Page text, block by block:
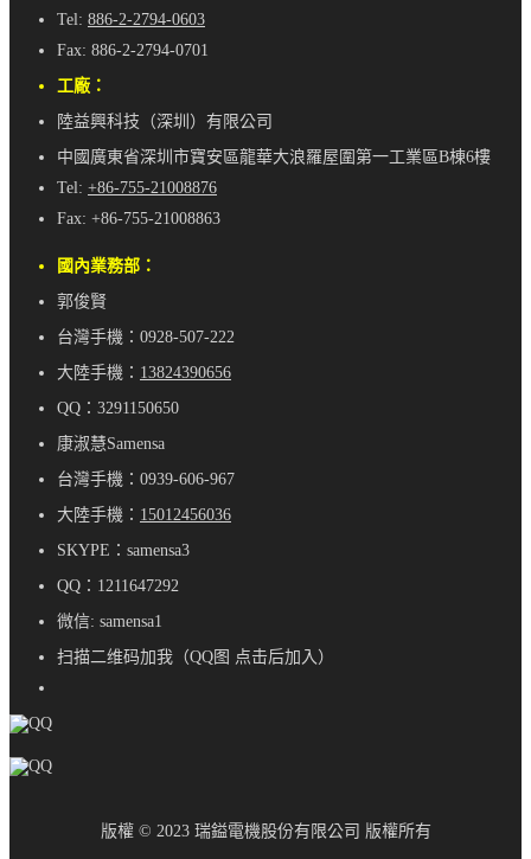
Tel: 886-2-2794-0603
Fax: 886-2-2794-0701
工廠：
陸益興科技（深圳）有限公司
中國廣東省深圳市寶安區龍華大浪羅屋圍第一工業區B棟6樓
Tel: +86-755-21008876
Fax: +86-755-21008863
國內業務部：
郭俊賢
台灣手機：0928-507-222
大陸手機： 13824390656
QQ：3291150650
康淑慧Samensa
台灣手機：0939-606-967
大陸手機： 15012456036
SKYPE：samensa3
QQ：1211647292
微信: samensa1
扫描二维码加我（QQ图 点击后加入）
版權 © 2023 瑞鎰電機股份有限公司 版權所有